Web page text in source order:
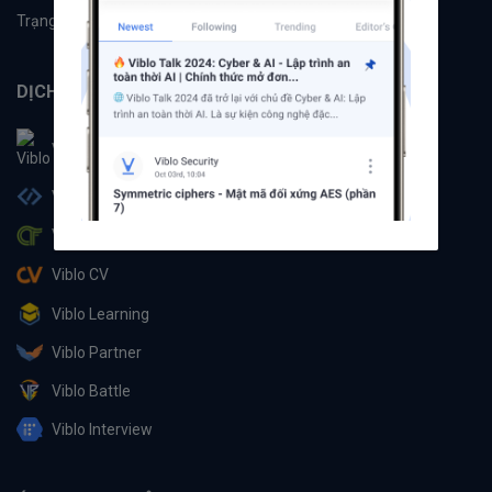
Trạng thái hệ thống
DỊCH VỤ
Viblo
Viblo Code
Viblo CTF
Viblo CV
Viblo Learning
Viblo Partner
Viblo Battle
Viblo Interview